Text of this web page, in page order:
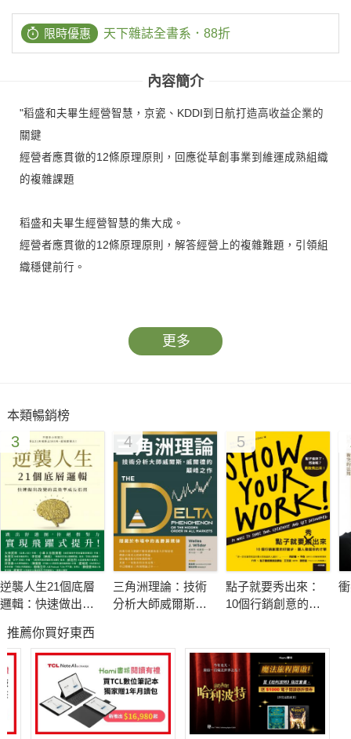
限時優惠 天下雜誌全書系．88折
內容簡介
"稻盛和夫畢生經營智慧，京瓷、KDDI到日航打造高收益企業的
關鍵
經營者應貫徹的12條原理原則，回應從草創事業到維運成熟組織
的複雜課題
稻盛和夫畢生經營智慧的集大成。
經營者應貫徹的12條原理原則，解答經營上的複雜難題，引領組
織穩健前行。
出最佳決策，實實在在是相當困難的挑戰。但我反而習慣在愈混
亂的狀態，愈簡單地思考——回到事物的本質思考。一旦掌握本
稻盛和夫在世最後一本親自參與編纂的著作，書中整理他畢生的
經營理念和原理原則，簡化成12條簡明的經營要義，並輔以他過
去的演講精華，直接為管理者最常遇到的複雜問題，提出最一針
見血的解答。稻盛和夫認為，「若不懂會計，就不懂經營」更無
法成為卓越的經營者，因此他陸續出版《稻盛和夫 實學》、
《稻盛和夫 實踐阿米巴經營》，分享組建高收益企業經營者需
要了解的會計知識與經營模式。
理，本書正是他「會計概念」三部曲的完結篇。書中更提供補充
講座，收錄稻盛和夫相關的演講與採訪摘錄以及檢查表，幫助經
營者透過自我提問的方式，確實貫徹與實踐「經營12條」。
1. 明確事業的目的與意義
更多
本類暢銷榜
3
逆襲人生21個底層
邏輯：快速做出改
南
4
三角洲理論：技術
分析大師威爾斯．
5
點子就要秀出來：
10個行銷創意的好
推薦你買好東西